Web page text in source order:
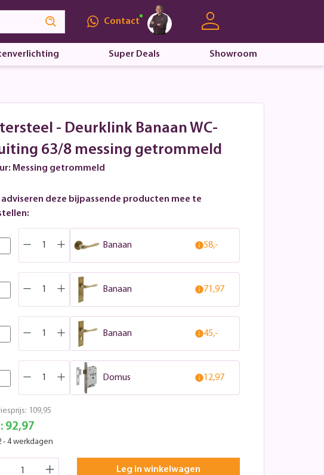
Contact
Super Deals Showroom
- Deurklink Banaan WC-
63/8 messing getrommeld
Messing getrommeld
adviseren deze bijpassende producten mee te
Banaan 58,-
Banaan 71,97
Banaan 45,-
Domus 12,97
109,95
92,97
- 4 werkdagen
Leg in winkelwagen